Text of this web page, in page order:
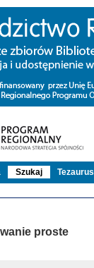
Szukaj Tezaurus
proste